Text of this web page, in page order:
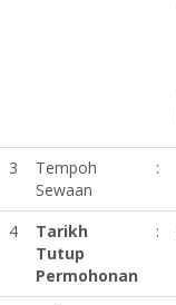
3
Tempoh
Sewaan
:
4
Tarikh
Tutup
Permohonan
: